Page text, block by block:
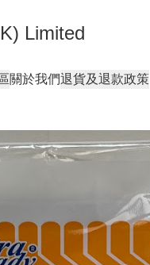
Limited
關於我們退貨及退款政策